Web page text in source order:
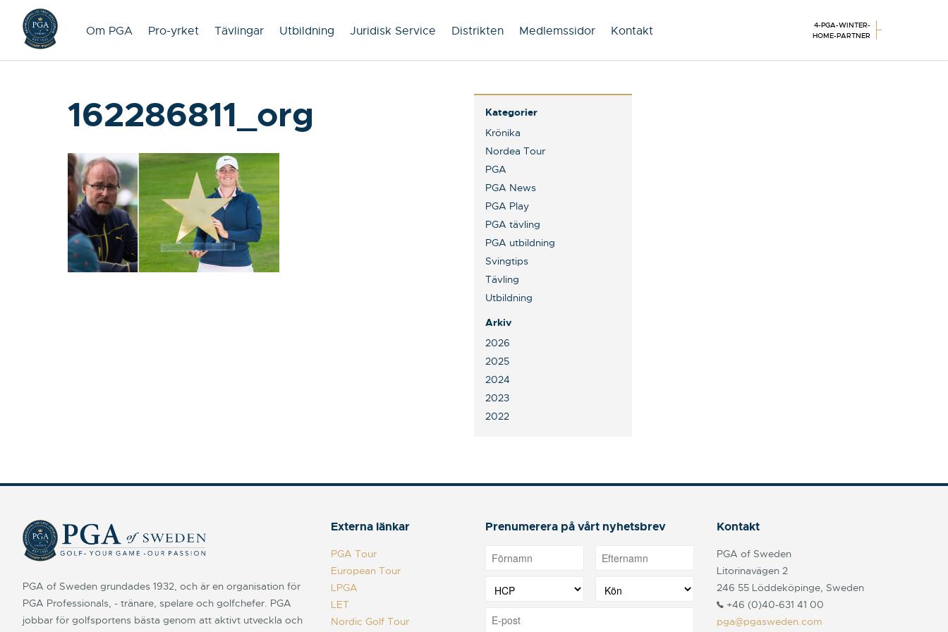
Om PGA Pro-yrket Tävlingar Utbildning Juridisk Service Distrikten Medlemssidor Kontakt
4-PGA-WINTER-
HOME-PARTNER
162286811_org
Kategorier
Krönika
Nordea Tour
PGA
PGA News
PGA Play
PGA tävling
PGA utbildning
Svingtips
Tävling
Utbildning
Arkiv
2026
2025
2024
2023
2022
PGA of Sweden grundades 1932, och är en organisation för
PGA Professionals, - tränare, spelare och golfchefer. PGA
jobbar för golfsportens bästa genom att aktivt utveckla och
Externa länkar
PGA Tour
European Tour
LPGA
LET
Nordic Golf Tour
Prenumerera på vårt nyhetsbrev Kontakt
PGA of Sweden
Litorinavägen 2
246 55 Löddeköpinge, Sweden
+46 (0)40-631 41 00
pga@pgasweden.com